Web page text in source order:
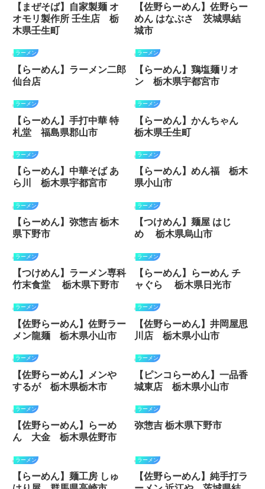
【まぜそば】自家製麺 オ
オモリ製作所 壬生店 栃
木県壬生町
【佐野らーめん】佐野らー
めん はなぶさ 茨城県結
城市
ラーメン
【らーめん】ラーメン二郎
仙台店
ラーメン
【らーめん】鶏塩麺リオ
ン 栃木県宇都宮市
ラーメン
【らーめん】手打中華 特
札堂 福島県郡山市
ラーメン
【らーめん】かんちゃん
栃木県壬生町
ラーメン
【らーめん】中華そば あ
ら川 栃木県宇都宮市
ラーメン
【らーめん】めん福 栃木
県小山市
ラーメン
【らーめん】弥惣吉 栃木
県下野市
ラーメン
【つけめん】麺屋 はじ
め 栃木県烏山市
ラーメン
【つけめん】ラーメン専科
竹末食堂 栃木県下野市
ラーメン
【らーめん】らーめん チ
ャぐら 栃木県日光市
ラーメン
【佐野らーめん】佐野ラー
メン龍麺 栃木県小山市
ラーメン
【佐野らーめん】井岡屋思
川店 栃木県小山市
ラーメン
【佐野らーめん】メンや
するが 栃木県栃木市
ラーメン
【ピンコらーめん】一品香
城東店 栃木県小山市
ラーメン
【佐野らーめん】らーめ
ん 大金 栃木県佐野市
ラーメン
弥惣吉 栃木県下野市
ラーメン
【らーめん】麺工房 しゅ
ラーメン
【佐野らーめん】純手打ラ